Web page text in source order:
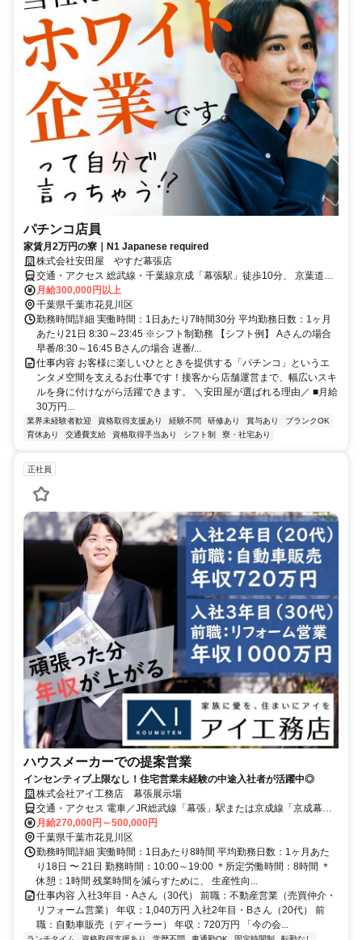
パチンコ店員
家賃月2万円の寮｜N1 Japanese required
株式会社安田屋 やすだ幕張店
交通・アクセス 総武線・千葉線京成「幕張駅」徒歩10分、 京葉道路
幕張ICを出て14号線を千葉方面へ車で約5分
月給300,000円以上
千葉県千葉市花見川区
勤務時間詳細 実働時間：1日あたり7時間30分 平均勤務日数：1ヶ月
あたり21日 8:30～23:45 ※シフト制勤務 【シフト例】 Aさんの場合
早番/8:30～16:45 Bさんの場合 遅番/...
仕事内容 お客様に楽しいひとときを提供する「パチンコ」というエ
ンタメ空間を支えるお仕事です！接客から店舗運営まで、幅広いスキ
ルを身に付けながら活躍できます。 ＼安田屋が選ばれる理由／ ■月給
30万円...
業界未経験者歓迎 資格取得支援あり 経験不問 研修あり 賞与あり
ブランクOK
育休あり
交通費支給 資格取得手当あり シフト制 寮・社宅あり
正社員
ハウスメーカーでの提案営業
インセンティブ上限なし！住宅営業未経験の中途入社者が活躍中◎
株式会社アイ工務店 幕張展示場
交通・アクセス 電車／JR総武線「幕張」駅または京成線「京成幕
張」駅より徒歩15分 車／国道14号沿い、レクサス幕張隣り
月給270,000円～500,000円
千葉県千葉市花見川区
勤務時間詳細 実働時間：1日あたり8時間 平均勤務日数：1ヶ月あた
り18日 〜 21日 勤務時間：10:00～19:00 ＊所定労働時間：8時間 ＊
休憩：1時間 残業時間を減らすために、 生産性向...
仕事内容 入社3年目・Aさん（30代） 前職：不動産営業（売買仲介・
リフォーム営業） 年収：1,040万円 入社2年目・Bさん（20代） 前
職：自動車販売（ディーラー） 年収：720万円 「今の会...